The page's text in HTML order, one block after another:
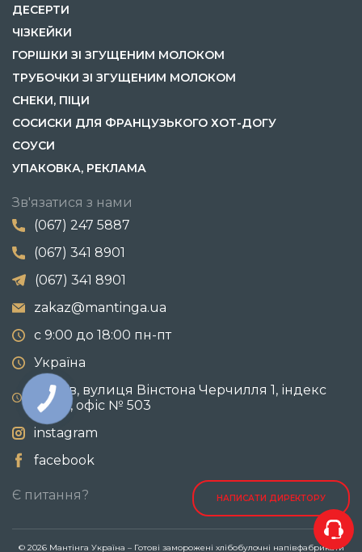
ДЕСЕРТИ
ЧІЗКЕЙКИ
ГОРІШКИ ЗІ ЗГУЩЕНИМ МОЛОКОМ
ТРУБОЧКИ ЗІ ЗГУЩЕНИМ МОЛОКОМ
СНЕКИ, ПІЦИ
СОСИСКИ ДЛЯ ФРАНЦУЗЬКОГО ХОТ-ДОГУ
СОУСИ
УПАКОВКА, РЕКЛАМА
Зв'язатися з нами
(067) 247 5887
(067) 341 8901
(067) 341 8901
zakaz@mantinga.ua
с 9:00 до 18:00 пн-пт
Україна
м. Київ, вулиця Вінстона Черчилля 1, індекс
02100, офіс № 503
instagram
facebook
Є питання? НАПИСАТИ ДИРЕКТОРУ
© 2026 Мантінга Україна – Готові заморожені хлібобулочні напівфабрикати